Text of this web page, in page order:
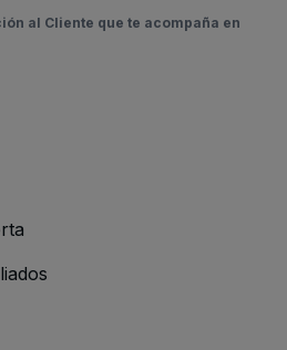
al Cliente que te acompaña en